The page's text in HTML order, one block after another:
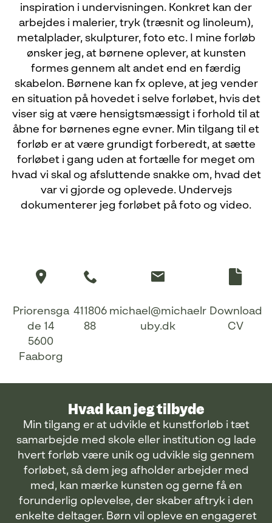
inspiration i undervisningen. Konkret kan der
arbejdes i malerier, tryk (træsnit og linoleum),
metalplader, skulpturer, foto etc. I mine forløb
ønsker jeg, at børnene oplever, at kunsten
formes gennem alt andet end en færdig
skabelon. Børnene kan fx opleve, at jeg vender
en situation på hovedet i selve forløbet, hvis det
viser sig at være hensigtsmæssigt i forhold til at
åbne for børnenes egne evner. Min tilgang til et
forløb er at være grundigt forberedt, at sætte
forløbet i gang uden at fortælle for meget om
hvad vi skal og afsluttende snakke om, hvad det
var vi gjorde og oplevede. Undervejs
dokumenterer jeg forløbet på foto og video.
Priorensga
de 14
5600
Faaborg
411806
88
michael@michaelr
uby.dk
Download
CV
Hvad kan jeg tilbyde
Min tilgang er at udvikle et kunstforløb i tæt
samarbejde med skole eller institution og lade
hvert forløb være unik og udvikle sig gennem
forløbet, så dem jeg afholder arbejder med
med, kan mærke kunsten og gerne få en
forunderlig oplevelse, der skaber aftryk i den
enkelte deltager. Børn vil opleve en engageret